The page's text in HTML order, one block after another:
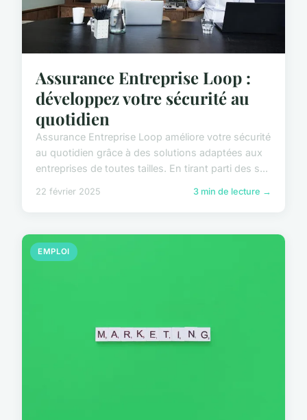
Assurance Entreprise Loop :
développez votre sécurité au
quotidien
Assurance Entreprise Loop améliore votre sécurité
au quotidien grâce à des solutions adaptées aux
entreprises de toutes tailles. En tirant parti des s...
22 février 2025 3 min de lecture →
EMPLOI